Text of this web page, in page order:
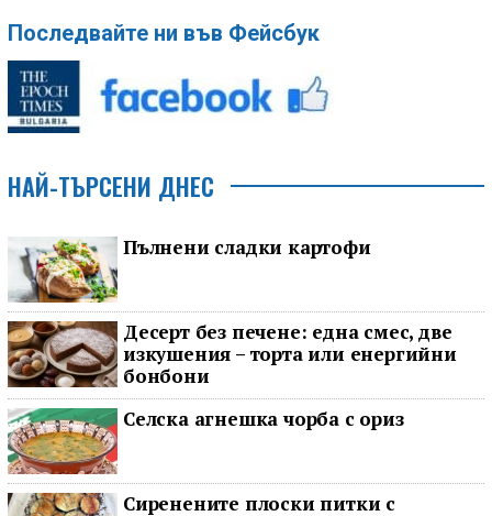
Последвайте ни във Фейсбук
НАЙ-ТЪРСЕНИ ДНЕС
Пълнени сладки картофи
Десерт без печене: една смес, две
изкушения – торта или енергийни
бонбони
Селска агнешка чорба с ориз
Сиренените плоски питки с